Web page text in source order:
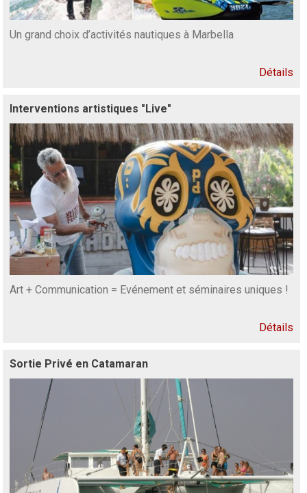
Un grand choix d’activités nautiques à Marbella
Détails
Interventions artistiques "Live"
Art + Communication = Evénement et séminaires uniques !
Détails
Sortie Privé en Catamaran